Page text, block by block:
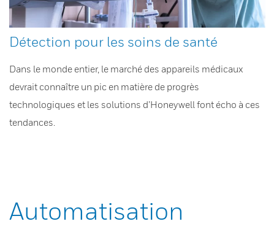
Détection pour les soins de santé
Dans le monde entier, le marché des appareils médicaux
devrait connaître un pic en matière de progrès
technologiques et les solutions d’Honeywell font écho à ces
tendances.
Automatisation